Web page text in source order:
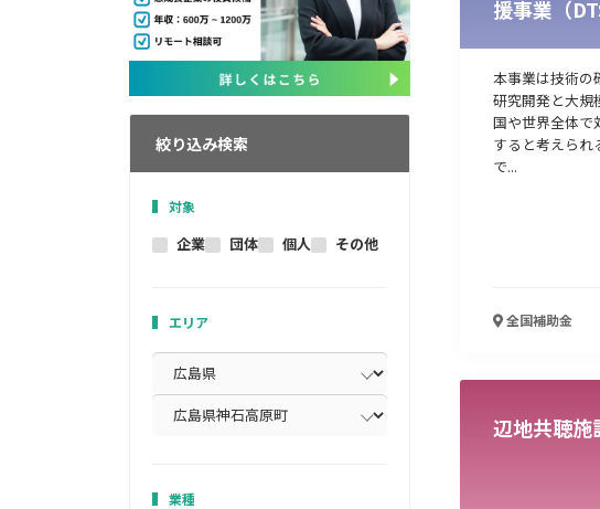
絞り込み検索
対象
企業 団体 個人 その他
エリア
業種
援事業（
本事業は技術の
研究開発と大規
国や世界全体で
すると考えられ
で...
全国補助金
辺地共聴施